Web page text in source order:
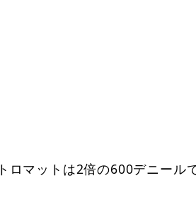
ロマットは2倍の600デニール